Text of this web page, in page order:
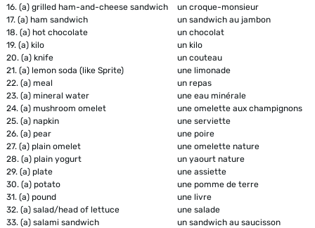
16. (a) grilled ham-and-cheese sandwich
un croque-monsieur
17. (a) ham sandwich
un sandwich au jambon
18. (a) hot chocolate
un chocolat
19. (a) kilo
un kilo
20. (a) knife
un couteau
21. (a) lemon soda (like Sprite)
une limonade
22. (a) meal
un repas
23. (a) mineral water
une eau minérale
24. (a) mushroom omelet
une omelette aux champignons
25. (a) napkin
une serviette
26. (a) pear
une poire
27. (a) plain omelet
une omelette nature
28. (a) plain yogurt
un yaourt nature
29. (a) plate
une assiette
30. (a) potato
une pomme de terre
31. (a) pound
une livre
32. (a) salad/head of lettuce
une salade
33. (a) salami sandwich
un sandwich au saucisson